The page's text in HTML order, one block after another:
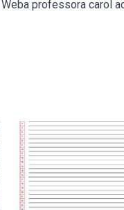
professora carol